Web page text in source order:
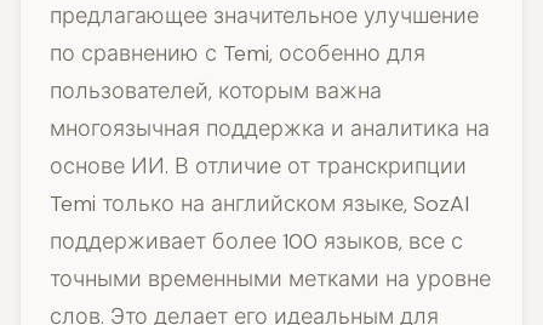
предлагающее значительное улучшение
по сравнению с Temi, особенно для
пользователей, которым важна
многоязычная поддержка и аналитика на
основе ИИ. В отличие от транскрипции
Temi только на английском языке, SozAI
поддерживает более 100 языков, все с
точными временными метками на уровне
слов. Это делает его идеальным для